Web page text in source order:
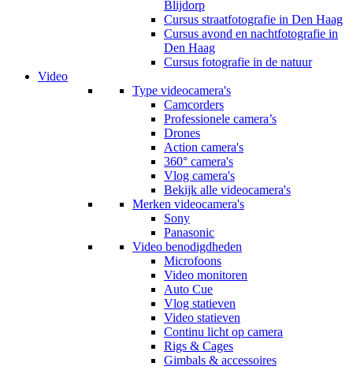
Blijdorp
Cursus straatfotografie in Den Haag
Cursus avond en nachtfotografie in
Den Haag
Cursus fotografie in de natuur
Video
Type videocamera's
Camcorders
Professionele camera’s
Drones
Action camera's
360° camera's
Vlog camera's
Bekijk alle videocamera's
Merken videocamera's
Sony
Panasonic
Video benodigdheden
Microfoons
Video monitoren
Auto Cue
Vlog statieven
Video statieven
Continu licht op camera
Rigs & Cages
Gimbals & accessoires